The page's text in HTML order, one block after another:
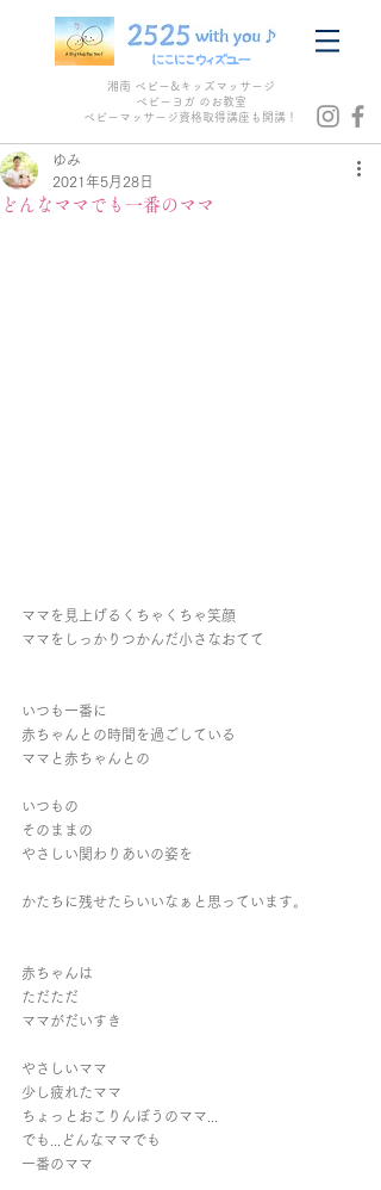
湘南 ベビー&キッズマッサージ
ベビーヨガ のお教室
​ベビーマッサージ資格取得講座も開講！
どんなママでも一番のママ
ゆみ
2021年5月28日
ママを見上げるくちゃくちゃ笑顔
ママをしっかりつかんだ小さなおてて
いつも一番に
赤ちゃんとの時間を過ごしている
ママと赤ちゃんとの
いつもの
そのままの
やさしい関わりあいの姿を
かたちに残せたらいいなぁと思っています。
赤ちゃんは
ただただ
ママがだいすき
やさしいママ
少し疲れたママ
ちょっとおこりんぼうのママ...
でも...どんなママでも
一番のママ